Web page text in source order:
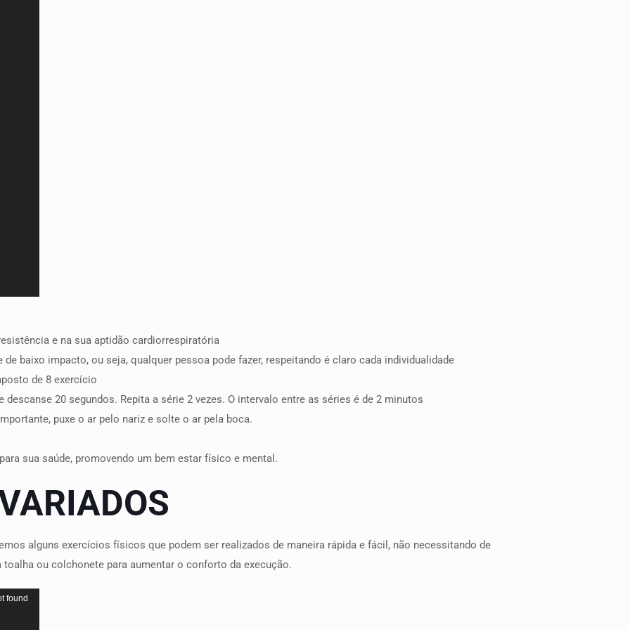
e na sua aptidão cardiorrespiratória
baixo impacto, ou seja, qualquer pessoa pode fazer, respeitando é claro cada individualidade
de 8 exercício
20 segundos. Repita a série 2 vezes. O intervalo entre as séries é de 2 minutos
puxe o ar pelo nariz e solte o ar pela boca.
sua saúde, promovendo um bem estar físico e mental.
alguns exercícios físicos que podem ser realizados de maneira rápida e fácil, não necessitando de
ou colchonete para aumentar o conforto da execução.
found